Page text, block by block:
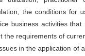
the conditions for
business activities
the requirements of
in the application of